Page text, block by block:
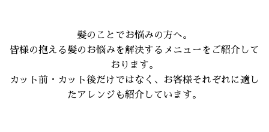
髪のことでお悩みの方へ。
皆様の抱える髪のお悩みを解決するメニューをご紹介して
おります。
カット前・カット後だけではなく、お客様それぞれに適し
たアレンジも紹介しています。